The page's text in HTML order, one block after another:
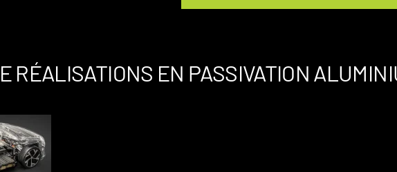
RÉALISATIONS EN PASSIVATION